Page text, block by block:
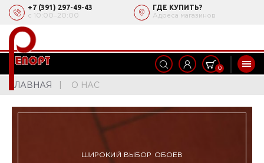
+7 (391) 297-49-43
с 10:00‒20:00
ГДЕ КУПИТЬ?
Адреса магазинов
0
ГЛАВНАЯ О НАС
ШИРОКИЙ ВЫБОР ОБОЕВ